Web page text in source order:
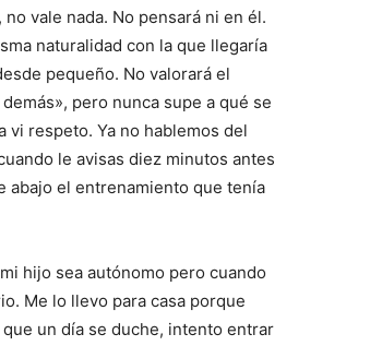
vale nada. No pensará ni en él.
naturalidad con la que llegaría
pequeño. No valorará el
pero nunca supe a qué se
vi respeto. Ya no hablemos del
le avisas diez minutos antes
abajo el entrenamiento que tenía
hijo sea autónomo pero cuando
Me lo llevo para casa porque
un día se duche, intento entrar